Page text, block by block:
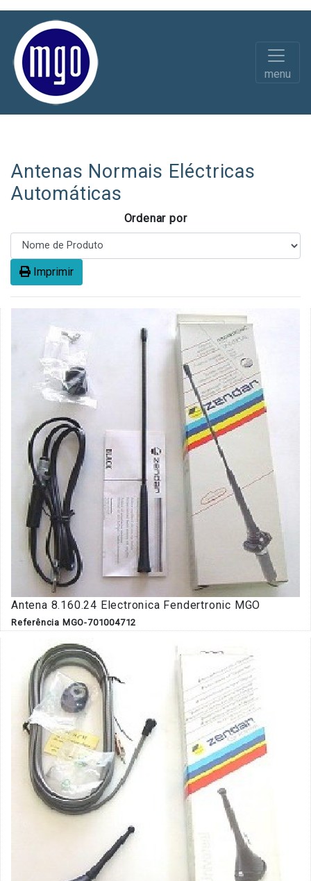
menu
Antenas Normais Eléctricas
Automáticas
Ordenar por
Imprimir
Antena 8.160.24 Electronica Fendertronic MGO
Referência MGO-701004712